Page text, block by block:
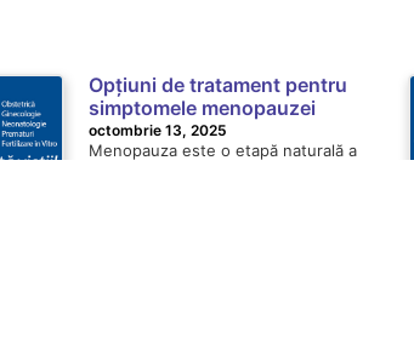
Opțiuni de tratament pentru
simptomele menopauzei
octombrie 13, 2025
Menopauza este o etapă naturală a